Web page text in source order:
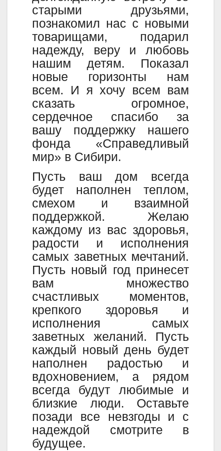
старыми друзьями,
познакомил нас с новыми
товарищами, подарил
надежду, веру и любовь
нашим детям. Показал
новые горизонты нам
всем. И я хочу всем вам
сказать огромное,
сердечное спасибо за
вашу поддержку нашего
фонда «Справедливый
мир» в Сибири.
Пусть ваш дом всегда
будет наполнен теплом,
смехом и взаимной
поддержкой. Желаю
каждому из вас здоровья,
радости и исполнения
самых заветных мечтаний.
Пусть новый год принесет
вам множество
счастливых моментов,
крепкого здоровья и
исполнения самых
заветных желаний. Пусть
каждый новый день будет
наполнен радостью и
вдохновением, а рядом
всегда будут любимые и
близкие люди. Оставьте
позади все невзгоды и с
надеждой смотрите в
будущее.